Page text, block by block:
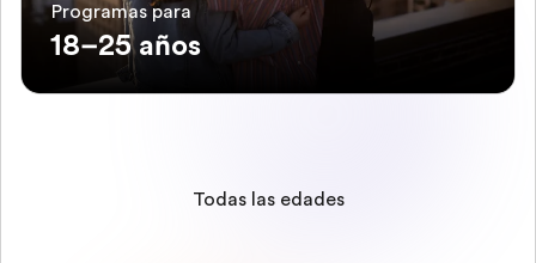
Programas para
18–25 años
Todas las edades